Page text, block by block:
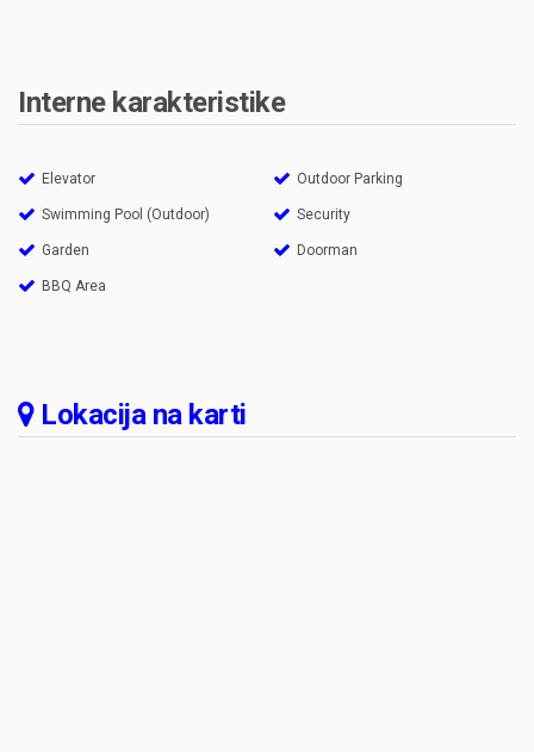
Interne karakteristike
Elevator Outdoor Parking
Swimming Pool (Outdoor) Security
Garden Doorman
BBQ Area
Lokacija na karti